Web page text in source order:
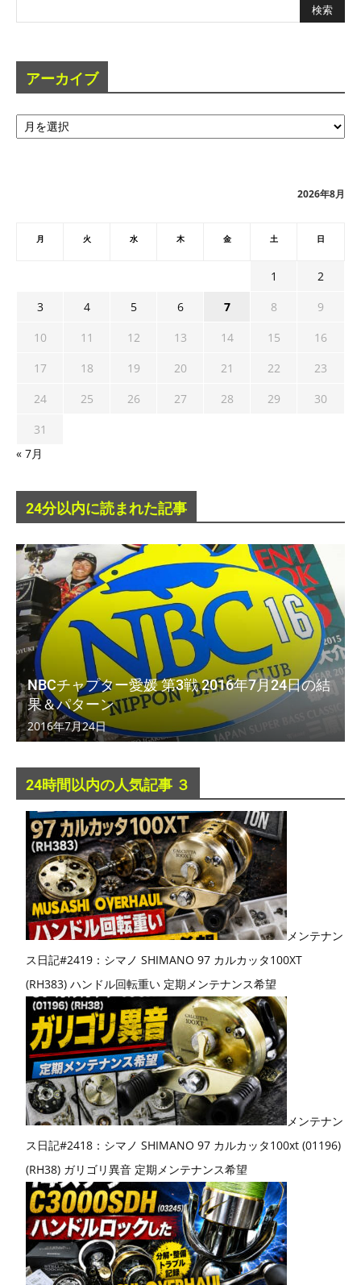
アーカイブ
ア
ー
2026年8月
月 火 水 木 金 土 日
1
2
3
4 5 6 7 8
9
10
11 12 13 14 15
16
17
18 19 20 21 22
23
24
25 26 27 28 29
30
31
« 7月
24分以内に読まれた記事
NBCチャプター愛媛 第3戦 2016年7月24日の結
果＆パターン
2016年7月24日
24時間以内の人気記事 ３
メンテナン
ス日記#2419：シマノ SHIMANO 97 カルカッタ100XT
(RH383) ハンドル回転重い 定期メンテナンス希望
メンテナン
ス日記#2418：シマノ SHIMANO 97 カルカッタ100xt (01196)
(RH38) ガリゴリ異音 定期メンテナンス希望